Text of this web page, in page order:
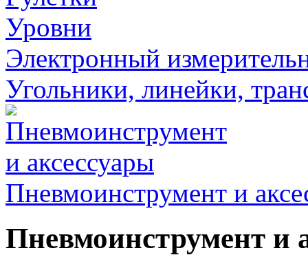
Уровни
Электронный
Угольники, линейки,
Пневмоинструмент и
Пневмоинструмент и